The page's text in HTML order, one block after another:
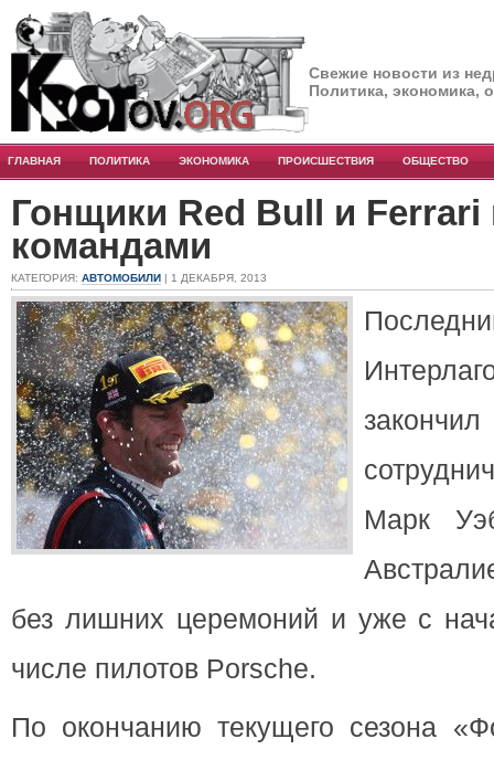
Свежие новости из
Политика, экономика,
ГЛАВНАЯ ПОЛИТИКА ЭКОНОМИКА ПРОИСШЕСТВИЯ ОБЩЕСТВО
Гонщики Red Bull и
командами
КАТЕГОРИЯ: АВТОМОБИЛИ | 1 ДЕКАБРЯ, 2013
Марк
без лишних церемоний и уже с
числе пилотов Porsche.
По окончанию текущего сезона